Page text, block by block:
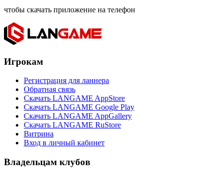
чтобы скачать приложение на телефон
Игрокам
Регистрация для ланнера
Обратная связь
Скачать LANGAME AppStore
Скачать LANGAME Google Play
Скачать LANGAME AppGallery
Скачать LANGAME RuStore
Витрина
Вход в личный кабинет
Владельцам клубов